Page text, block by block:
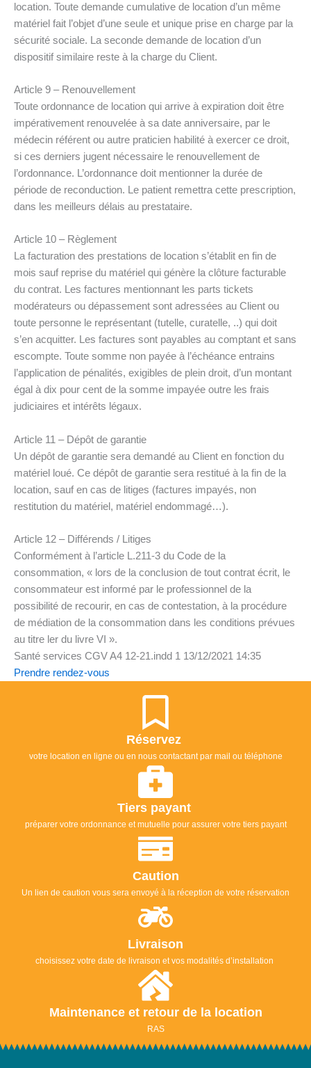
location. Toute demande cumulative de location d’un même
matériel fait l’objet d’une seule et unique prise en charge par la
sécurité sociale. La seconde demande de location d’un
dispositif similaire reste à la charge du Client.
Article 9 – Renouvellement
Toute ordonnance de location qui arrive à expiration doit être
impérativement renouvelée à sa date anniversaire, par le
médecin référent ou autre praticien habilité à exercer ce droit,
si ces derniers jugent nécessaire le renouvellement de
l’ordonnance. L’ordonnance doit mentionner la durée de
période de reconduction. Le patient remettra cette prescription,
dans les meilleurs délais au prestataire.
Article 10 – Règlement
La facturation des prestations de location s’établit en fin de
mois sauf reprise du matériel qui génère la clôture facturable
du contrat. Les factures mentionnant les parts tickets
modérateurs ou dépassement sont adressées au Client ou
toute personne le représentant (tutelle, curatelle, ..) qui doit
s’en acquitter. Les factures sont payables au comptant et sans
escompte. Toute somme non payée à l’échéance entrains
l’application de pénalités, exigibles de plein droit, d’un montant
égal à dix pour cent de la somme impayée outre les frais
judiciaires et intérêts légaux.
Article 11 – Dépôt de garantie
Un dépôt de garantie sera demandé au Client en fonction du
matériel loué. Ce dépôt de garantie sera restitué à la fin de la
location, sauf en cas de litiges (factures impayés, non
restitution du matériel, matériel endommagé…).
Article 12 – Différends / Litiges
Conformément à l’article L.211-3 du Code de la
consommation, « lors de la conclusion de tout contrat écrit, le
consommateur est informé par le professionnel de la
possibilité de recourir, en cas de contestation, à la procédure
de médiation de la consommation dans les conditions prévues
au titre ler du livre VI ».
Santé services CGV A4 12-21.indd 1 13/12/2021 14:35
Prendre rendez-vous
Réservez
votre location en ligne ou en nous contactant par mail ou téléphone
Tiers payant
préparer votre ordonnance et mutuelle pour assurer votre tiers payant
Caution
Un lien de caution vous sera envoyé à la réception de votre réservation
Livraison
choisissez votre date de livraison et vos modalités d’installation
Maintenance et retour de la location
RAS